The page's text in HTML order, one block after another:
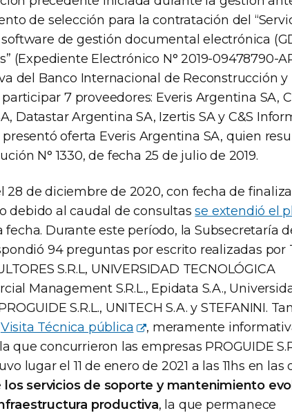
de selección para la contratación del
de gestión documental electrónica
(Expediente Electrónico N° 2019-09478790-
del Banco Internacional de Reconstrucción y
7 proveedores: Everis Argentina SA,
Datastar Argentina SA, Izertis SA y C&S
oferta Everis Argentina SA, quien
N° 1330, de fecha 25 de julio de 2019.
28 de diciembre de 2020, con fecha de
debido al caudal de consultasse extendió el
fecha. Durante este período, la Subsecretaría
94 preguntas por escrito realizadas por
S.R.L, UNIVERSIDAD TECNOLÓGICA
Management S.R.L., Epidata S.A.,
S.R.L., UNITECH S.A. y STEFANINI.
Visita Técnica pública
, meramente
concurrieron las empresas PROGUIDE
lugar el 11 de enero de 2021 a las 11hs en las
los servicios de soporte y mantenimiento
productiva, la que permanece